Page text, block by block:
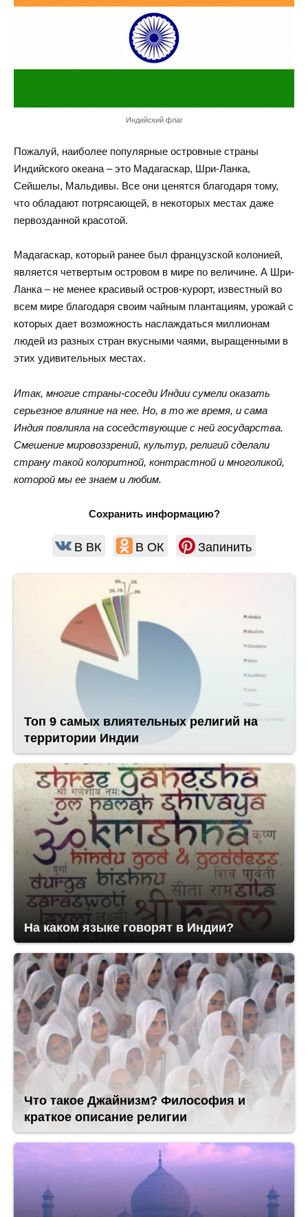
Индийский флаг
Пожалуй, наиболее популярные островные страны
Индийского океана – это Мадагаскар, Шри-Ланка,
Сейшелы, Мальдивы. Все они ценятся благодаря тому,
что обладают потрясающей, в некоторых местах даже
первозданной красотой.
Мадагаскар, который ранее был французской колонией,
является четвертым островом в мире по величине. А Шри-
Ланка – не менее красивый остров-курорт, известный во
всем мире благодаря своим чайным плантациям, урожай с
которых дает возможность наслаждаться миллионам
людей из разных стран вкусными чаями, выращенными в
этих удивительных местах.
Итак, многие страны-соседи Индии сумели оказать
серьезное влияние на нее. Но, в то же время, и сама
Индия повлияла на соседствующие с ней государства.
Смешение мировоззрений, культур, религий сделали
страну такой колоритной, контрастной и многоликой,
которой мы ее знаем и любим.
Сохранить информацию?
В ВК В ОК Запинить
Топ 9 самых влиятельных религий на
территории Индии
На каком языке говорят в Индии?
Что такое Джайнизм? Философия и
краткое описание религии